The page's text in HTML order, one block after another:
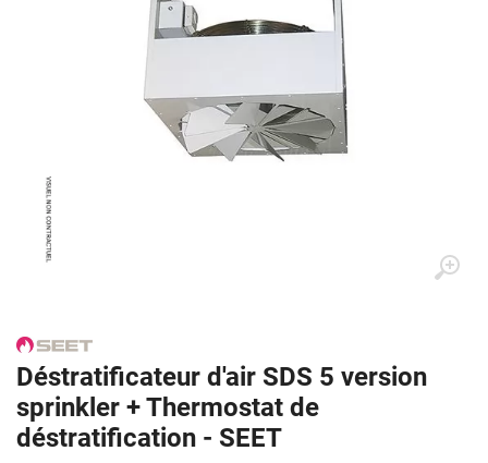
Déstratificateur d'air SDS 5 version
sprinkler + Thermostat de
déstratification - SEET